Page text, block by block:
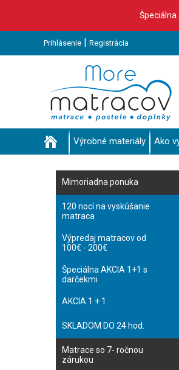
Prihlásenie | Registrácia
Výrobné materiály Ako
Mimoriadna ponuka
120 nocí na vyskúšanie
matraca
Výpredaj matracov od
100€ - 200€
Špeciálna AKCIA 1+1 s
darčekmi
AKCIA 1 + 1
SKLADOM DO 24 hod.
Matrace so 7- ročnou
zárukou